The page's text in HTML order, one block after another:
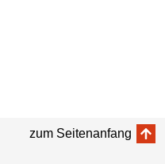
zum Seitenanfang